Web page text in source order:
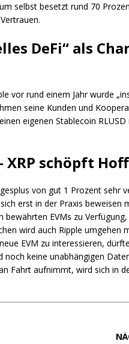
selbst besetzt rund 70
DeFi“ als
vor rund einem Jahr wurde
seine Kunden und
eigenen Stablecoin
XRP schöpft
von gut 1 Prozent sehr
erst in der Praxis beweisen
EVMs zu
wird auch Ripple umgehen
EVM zu interessieren,
keine unabhängigen
Fahrt aufnimmt, wird sich in